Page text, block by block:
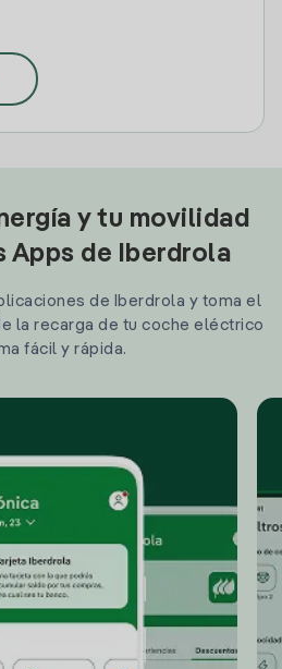
y tu movilidad
Apps de Iberdrola
de Iberdrola y toma el
la recarga de tu coche eléctrico
fácil y rápida.